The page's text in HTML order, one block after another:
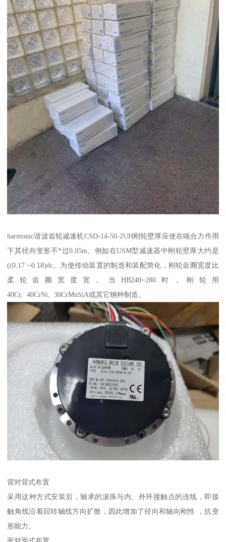
harmonic谐波齿轮减速机CSD-14-50-2UH刚轮壁厚应使在啮合力作用
下其径向变形不*过0.05m。例如在USM型减速器中刚轮壁厚大约是
((0.17 ~0.18)dc。为使传动装置的制造和装配简化，刚轮齿圈宽度比
柔轮齿圈宽度宽。当HB240~280时，刚轮用
40Cr, 40CrNi, 30CrMnSiA或其它钢种制造。
背对背式布置
采用这种方式安装后，轴承的滚珠与内、外环接触点的连线，即接
触角线沿着回转轴线方向扩散，因此增加了径向和轴向刚性 ，抗变
形能力。